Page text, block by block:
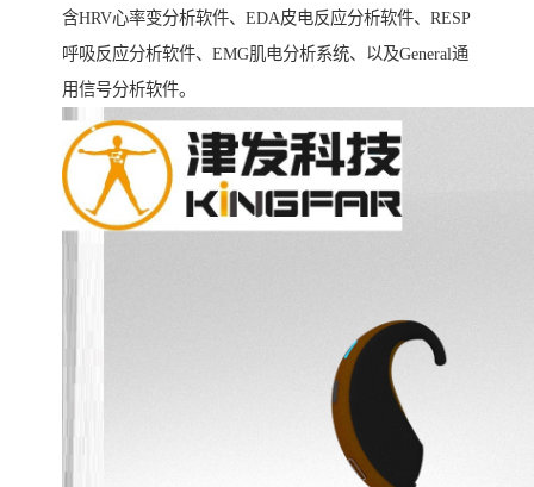
含HRV心率变分析软件、EDA皮电反应分析软件、RESP
呼吸反应分析软件、EMG肌电分析系统、以及General通
用信号分析软件。